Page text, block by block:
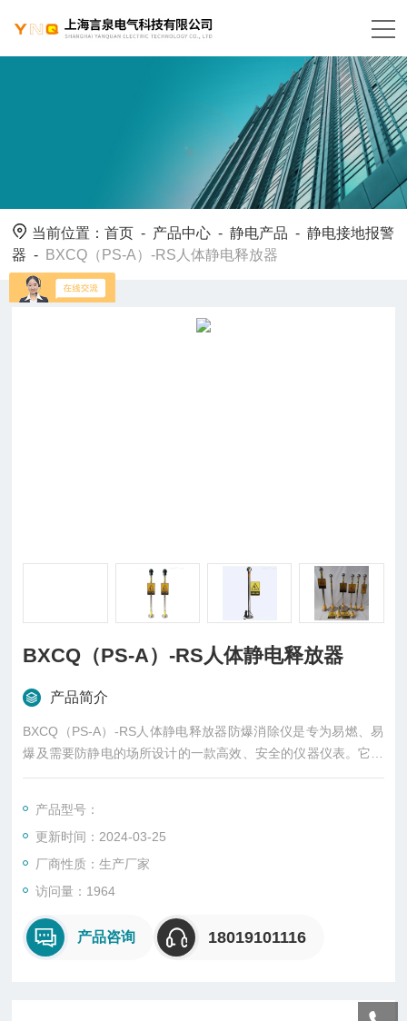
当前位置：首页 - 产品中心 -静电产品 -静电接地报警
器 - BXCQ（PS-A）-RS人体静电释放器
BXCQ（PS-A）-RS人体静电释放器
产品简介
BXCQ（PS-A）-RS人体静电释放器防爆消除仪是专为易燃、易
爆及需要防静电的场所设计的一款高效、安全的仪器仪表。它采
用了*进的人体静电释放技术，通过合理控制释放电阻和时间，有
产品型号：
更新时间：2024-03-25
厂商性质：生产厂家
访问量：1964
产品咨询 18019101116